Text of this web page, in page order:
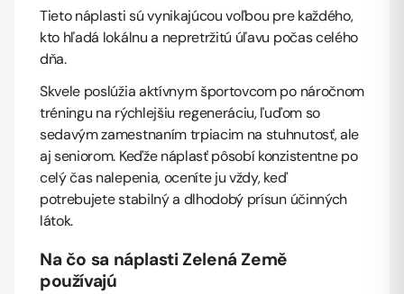
Tieto náplasti sú vynikajúcou voľbou pre každého,
kto hľadá lokálnu a nepretržitú úľavu počas celého
dňa.
Skvele poslúžia aktívnym športovcom po náročnom
tréningu na rýchlejšiu regeneráciu, ľuďom so
sedavým zamestnaním trpiacim na stuhnutosť, ale
aj seniorom. Keďže náplasť pôsobí konzistentne po
celý čas nalepenia, oceníte ju vždy, keď
potrebujete stabilný a dlhodobý prísun účinných
látok.
Na čo sa náplasti Zelená Země
používajú